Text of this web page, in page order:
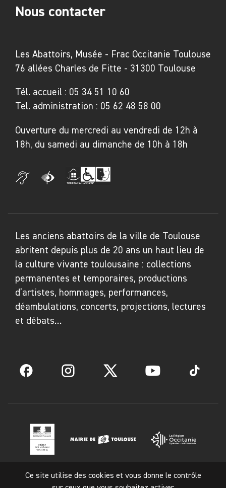
Les Abattoirs, Musée - Frac Occitanie Toulouse
76 allées Charles de Fitte - 31300 Toulouse
Tél. accueil : 05 34 51 10 60
Tel. administration : 05 62 48 58 00
Ouverture du mercredi au vendredi de 12h à
18h, du samedi au dimanche de 10h à 18h
Nous contacter
Les anciens abattoirs de la ville de Toulouse
abritent depuis plus de 20 ans un haut lieu de
la culture vivante toulousaine : collections
permanentes et temporaires, productions
d’artistes, hommages, performances,
déambulations, concerts, projections, lectures
et débats…
Facebook Instagram Twitter YouTube TikTok
Mentions légales
Ce site utilise des cookies et vous donne le contrôle